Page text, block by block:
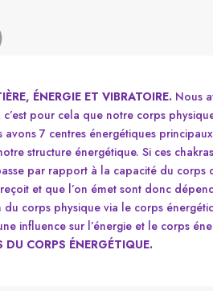
ÉNERGIE ET VIBRATOIRE. Nous
pour cela que notre corps
avons 7 centres énergétiques
structure énergétique. Si ces
par rapport à la capacité du corps
et que l’on émet sont donc
du corps physique via le corps
influence sur l’énergie et le corps
CORPS ÉNERGÉTIQUE.